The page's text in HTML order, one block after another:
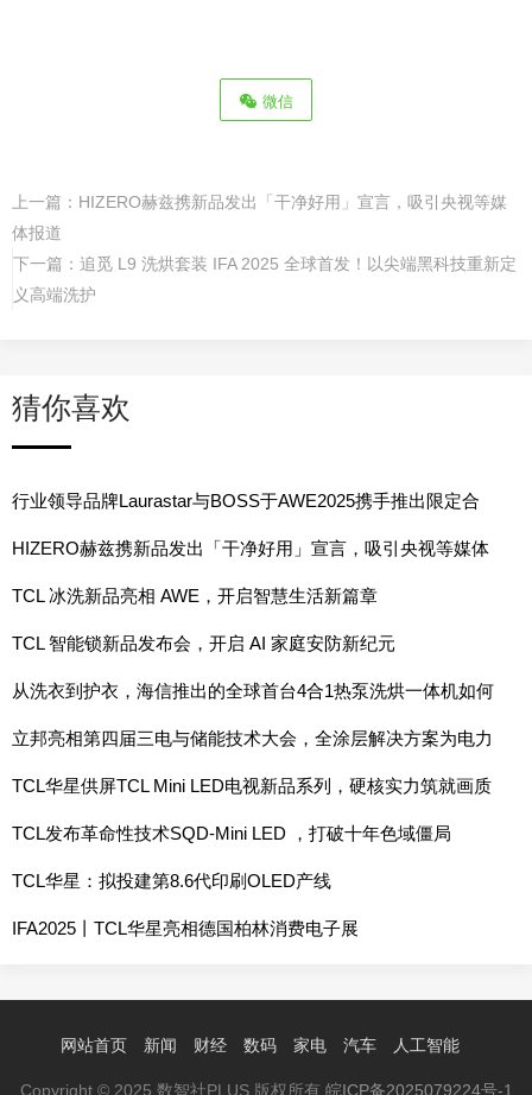
微信
上一篇： HIZERO赫兹携新品发出「干净好用」宣言，吸引央视等媒
体报道
下一篇： 追觅 L9 洗烘套装 IFA 2025 全球首发！以尖端黑科技重新定
义高端洗护
猜你喜欢
行业领导品牌Laurastar与BOSS于AWE2025携手推出限定合
作系列
HIZERO赫兹携新品发出「干净好用」宣言，吸引央视等媒体
报道
TCL 冰洗新品亮相 AWE，开启智慧生活新篇章
TCL 智能锁新品发布会，开启 AI 家庭安防新纪元
从洗衣到护衣，海信推出的全球首台4合1热泵洗烘一体机如何
让生活更轻松？
立邦亮相第四届三电与储能技术大会，全涂层解决方案为电力
设备提供长效绿色防护
TCL华星供屏TCL Mini LED电视新品系列，硬核实力筑就画质
新巅峰
TCL发布革命性技术SQD-Mini LED ，打破十年色域僵局
TCL华星：拟投建第8.6代印刷OLED产线
IFA2025丨TCL华星亮相德国柏林消费电子展
网站首页 新闻 财经 数码 家电 汽车 人工智能
Copyright © 2025 数智社PLUS 版权所有 皖ICP备2025079224号-1